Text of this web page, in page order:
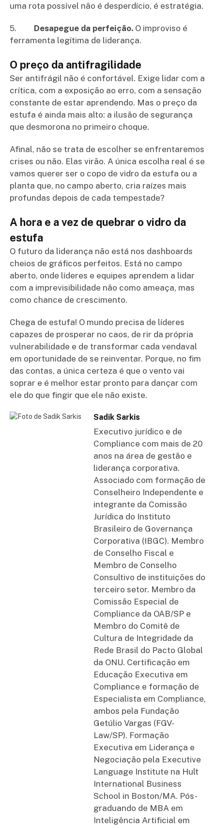
uma rota possível não é desperdício, é estratégia.
5. Desapegue da perfeição. O improviso é
ferramenta legítima de liderança.
O preço da antifragilidade
Ser antifrágil não é confortável. Exige lidar com a
crítica, com a exposição ao erro, com a sensação
constante de estar aprendendo. Mas o preço da
estufa é ainda mais alto: a ilusão de segurança
que desmorona no primeiro choque.
Afinal, não se trata de escolher se enfrentaremos
crises ou não. Elas virão. A única escolha real é se
vamos querer ser o copo de vidro da estufa ou a
planta que, no campo aberto, cria raízes mais
profundas depois de cada tempestade?
A hora e a vez de quebrar o vidro da
estufa
O futuro da liderança não está nos dashboards
cheios de gráficos perfeitos. Está no campo
aberto, onde líderes e equipes aprendem a lidar
com a imprevisibilidade não como ameaça, mas
como chance de crescimento.
Chega de estufa! O mundo precisa de líderes
capazes de prosperar no caos, de rir da própria
vulnerabilidade e de transformar cada vendaval
em oportunidade de se reinventar. Porque, no fim
das contas, a única certeza é que o vento vai
soprar e é melhor estar pronto para dançar com
ele do que fingir que ele não existe.
Sadik Sarkis
Executivo jurídico e de
Compliance com mais de 20
anos na área de gestão e
liderança corporativa.
Associado com formação de
Conselheiro Independente e
integrante da Comissão
Jurídica do Instituto
Brasileiro de Governança
Corporativa (IBGC). Membro
de Conselho Fiscal e
Membro de Conselho
Consultivo de instituições do
terceiro setor. Membro da
Comissão Especial de
Compliance da OAB/SP e
Membro do Comitê de
Cultura de Integridade da
Rede Brasil do Pacto Global
da ONU. Certificação em
Educação Executiva em
Compliance e formação de
Especialista em Compliance,
ambos pela Fundação
Getúlio Vargas (FGV-
Law/SP). Formação
Executiva em Liderança e
Negociação pela Executive
Language Institute na Hult
International Business
School in Boston/MA. Pós-
graduando de MBA em
Inteligência Artificial em